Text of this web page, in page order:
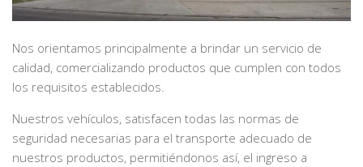
Nos orientamos principalmente a brindar un servicio de
calidad, comercializando productos que cumplen con todos
los requisitos establecidos.
Nuestros vehículos, satisfacen todas las normas de
seguridad necesarias para el transporte adecuado de
nuestros productos, permitiéndonos así, el ingreso a